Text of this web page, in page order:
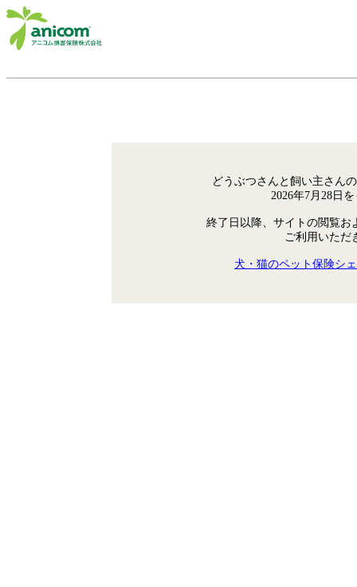
どうぶつさんと飼い主さん
2026年7月28日
終了日以降、サイトの閲覧お
ご利用いただ
犬・猫のペット保険シ